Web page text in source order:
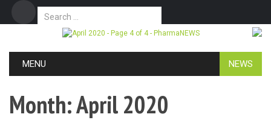
Search for:
MENU NEWS
Month:April 2020